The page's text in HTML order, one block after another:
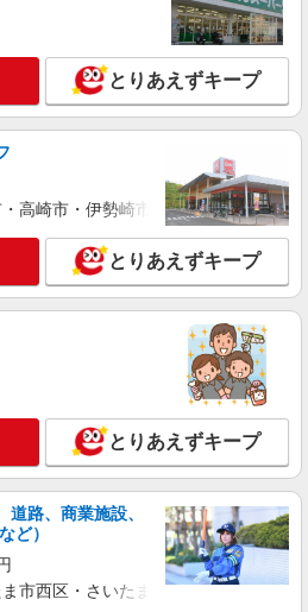
とりあえずキープ
高崎市・伊勢崎市・太田市・館林市
とりあえずキープ
とりあえずキープ
路、商業施設、
ど）
市西区・さいたま市岩槻区・久喜市・